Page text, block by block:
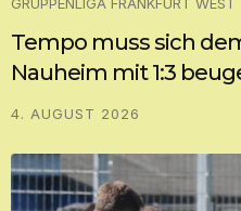
Tempo muss sich
Nauheim mit 1:3
4. AUGUST 2026